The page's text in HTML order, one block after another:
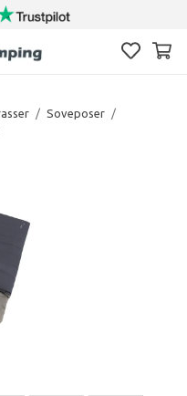
/ Soveposer /